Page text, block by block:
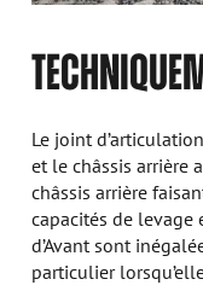
Le joint
et le châssis arrière
châssis arrière
capacités de
d’Avant sont
particulier